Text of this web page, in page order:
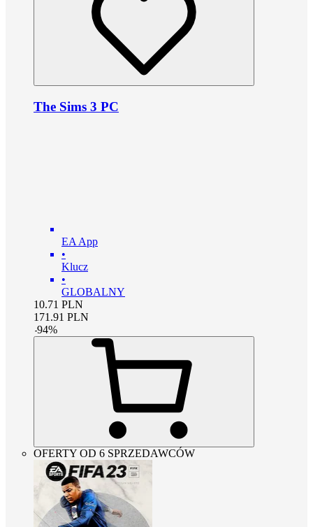
The Sims 3 PC
EA App
•
Klucz
•
GLOBALNY
10.71 PLN
171.91 PLN
-94%
OFERTY OD 6 SPRZEDAWCÓW